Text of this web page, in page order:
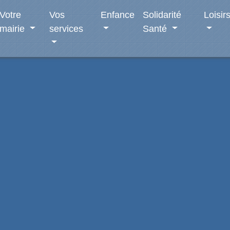
Votre
mairie
Vos
services
Enfance
Solidarité
Santé
Loisirs